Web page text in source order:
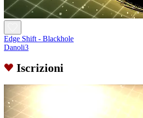
Edge Shift - Blackhole
Danoli3
Iscrizioni